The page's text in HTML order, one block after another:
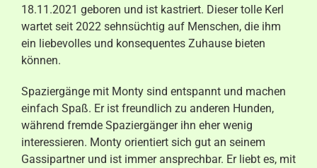
18.11.2021 geboren und ist kastriert. Dieser tolle Kerl
wartet seit 2022 sehnsüchtig auf Menschen, die ihm
ein liebevolles und konsequentes Zuhause bieten
können.
Spaziergänge mit Monty sind entspannt und machen
einfach Spaß. Er ist freundlich zu anderen Hunden,
während fremde Spaziergänger ihn eher wenig
interessieren. Monty orientiert sich gut an seinem
Gassipartner und ist immer ansprechbar. Er liebt es, mit